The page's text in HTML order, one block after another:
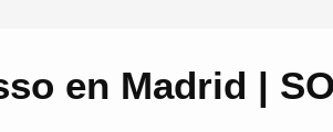
en Madrid |